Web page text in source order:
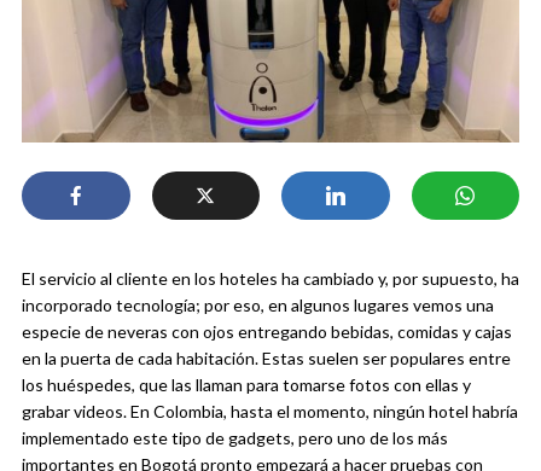
El servicio al cliente en los hoteles ha cambiado y, por supuesto, ha
incorporado tecnología; por eso, en algunos lugares vemos una
especie de neveras con ojos entregando bebidas, comidas y cajas
en la puerta de cada habitación. Estas suelen ser populares entre
los huéspedes, que las llaman para tomarse fotos con ellas y
grabar videos. En Colombia, hasta el momento, ningún hotel habría
implementado este tipo de gadgets, pero uno de los más
importantes en Bogotá pronto empezará a hacer pruebas con